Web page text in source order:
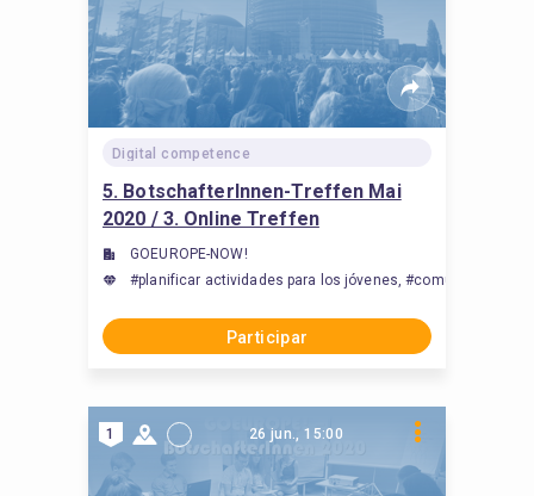
Digital competence
5. BotschafterInnen-Treffen Mai
2020 / 3. Online Treffen
GOEUROPE-NOW!
#planificar actividades para los jóvenes, #comunicarse
Participar
1 26 jun., 15:00